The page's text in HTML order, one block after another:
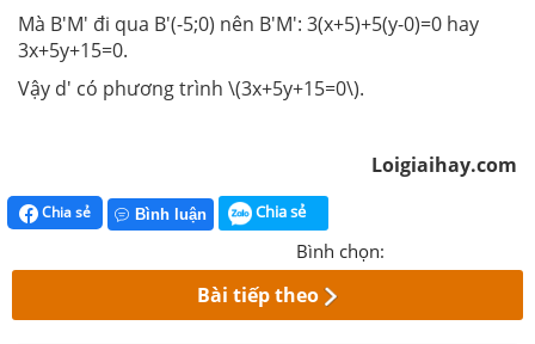
Mà B'M' đi qua B'(-5;0) nên B'M': 3(x+5)+5(y-0)=0 hay
3x+5y+15=0.
Vậy d' có phương trình \(3x+5y+15=0\).
Loigiaihay.com
Chia sẻ Bình luận Chia sẻ
Bình chọn:
Bài tiếp theo